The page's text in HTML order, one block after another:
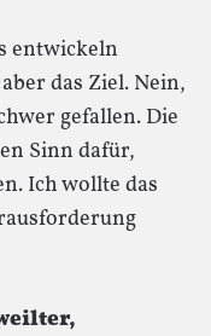
entwickeln
das Ziel. Nein,
gefallen. Die
Sinn dafür,
Ich wollte das